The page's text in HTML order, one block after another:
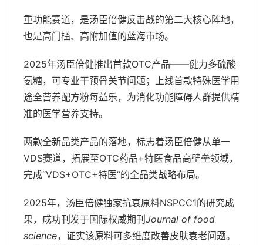
重功能赛道，是汤臣倍健反击战的第二大核心阵地，
也是高门槛、高附加值的蓝海市场。
2025年汤臣倍健推出首款OTC产品——健力多硫酸
氨糖，可专业干预骨关节问题；上线首款特殊医学用
途全营养配方粉每益乐，为消化功能障碍人群提供精
准的医学营养支持。
两款全新品类产品的落地，标志着汤臣倍健从单一
VDS赛道，拓展至OTC药品+特医食品高壁垒领域，
完成“VDS+OTC+特医”的全品类战略布局。
2025年，汤臣倍健独家抗衰原料NSPCC1的研究成
果，成功刊发于国际权威期刊Journal of food
science，证实该原料可多维度改善皮肤衰老问题。